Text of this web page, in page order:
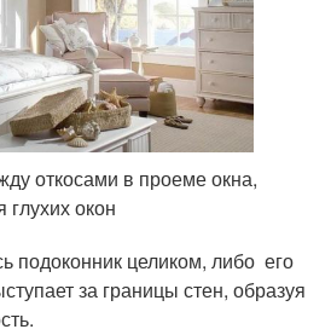
откосами в проеме окна,
окон
подоконник целиком, либо его
за границы стен, образуя